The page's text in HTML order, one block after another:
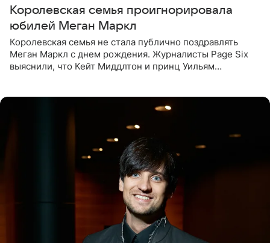
Королевская семья проигнорировала
юбилей Меган Маркл
Королевская семья не стала публично поздравлять
Меган Маркл с днем рождения. Журналисты Page Six
выяснили, что Кейт Миддлтон и принц Уильям